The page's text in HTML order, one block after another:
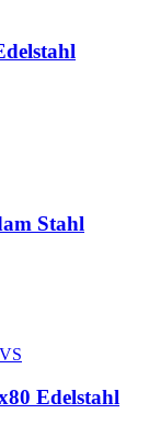
Stahl
Edelstahl